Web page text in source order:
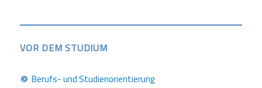
VOR DEM STUDIUM
Berufs- und Studienorientierung